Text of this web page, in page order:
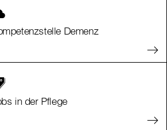
Demenz
in der Pflege